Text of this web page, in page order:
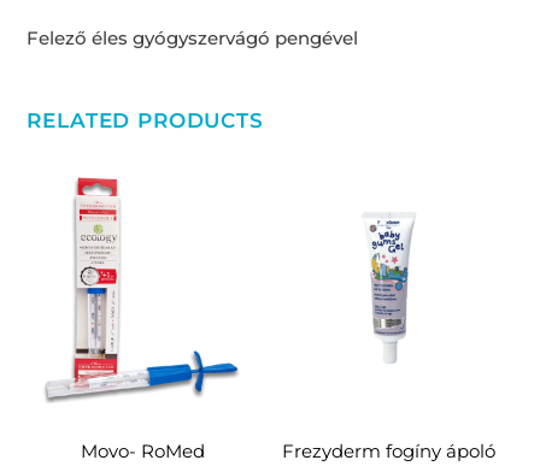
Felező éles gyógyszervágó pengével
RELATED PRODUCTS
Movo- RoMed
Frezyderm fogíny ápoló